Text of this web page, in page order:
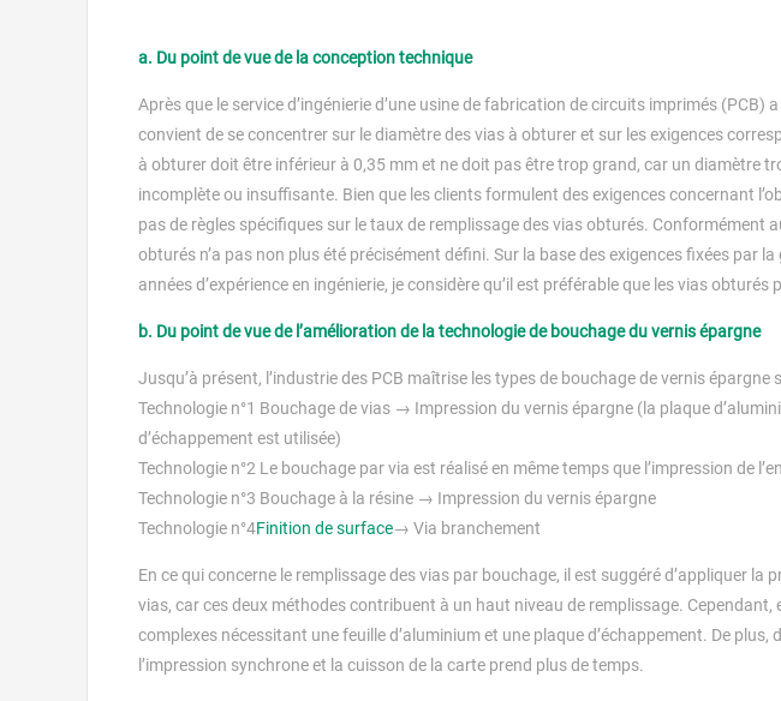
a. Du point de vue de la conception technique
Après que le service d’ingénierie d’une usine de fabrication de circuits imprimés (PCB)
convient de se concentrer sur le diamètre des vias à obturer et sur les exigences
à obturer doit être inférieur à 0,35 mm et ne doit pas être trop grand, car un diamètre
incomplète ou insuffisante. Bien que les clients formulent des exigences concernant
pas de règles spécifiques sur le taux de remplissage des vias obturés. Conformément
obturés n’a pas non plus été précisément défini. Sur la base des exigences fixées par
années d’expérience en ingénierie, je considère qu’il est préférable que les vias
b. Du point de vue de l’amélioration de la technologie de bouchage du vernis épargne
Jusqu’à présent, l’industrie des PCB maîtrise les types de bouchage de vernis
Technologie n°1 Bouchage de vias → Impression du vernis épargne (la plaque
d’échappement est utilisée)
Technologie n°2 Le bouchage par via est réalisé en même temps que l’impression de
Technologie n°3 Bouchage à la résine → Impression du vernis épargne
Technologie n°4Finition de surface→ Via branchement
En ce qui concerne le remplissage des vias par bouchage, il est suggéré d’appliquer la
vias, car ces deux méthodes contribuent à un haut niveau de remplissage.
complexes nécessitant une feuille d’aluminium et une plaque d’échappement. De
l’impression synchrone et la cuisson de la carte prend plus de temps.